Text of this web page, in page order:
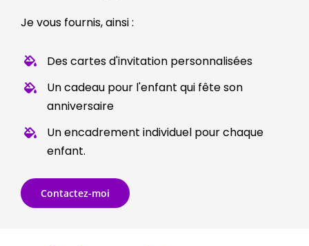
Je vous fournis, ainsi :
Des cartes d'invitation personnalisées
Un cadeau pour l'enfant qui fête son
anniversaire
Un encadrement individuel pour chaque
enfant.
Contactez-moi